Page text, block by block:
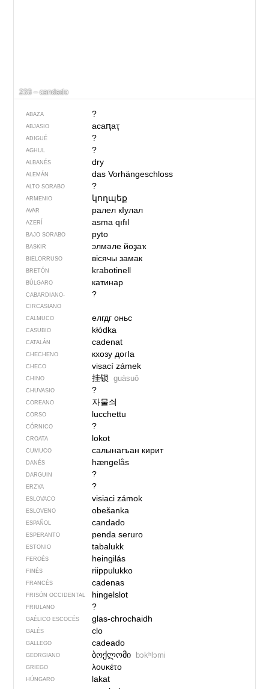
233 – candado
ABAZA ?
ABJASIO асаԥаҭ
ADIGUÉ ?
AGHUL ?
ALBANÉS dry
ALEMÁN das Vorhängeschloss
ALTO SORABO ?
ARMENIO կողպեք
AVAR ралел кIулал
AZERÍ asma qıfıl
BAJO SORABO pyto
BASKIR элмәле йоҙаҡ
BIELORRUSO вісячы замак
BRETÓN krabotinell
BÚLGARO катинар
CABARDIANO-
CIRCASIANO
?
CALMUCO елгдг оньс
CASUBIO kłódka
CATALÁN cadenat
CHECHENO кхозу догIа
CHECO visací zámek
CHINO 挂锁 guàsuǒ
CHUVASIO ?
COREANO 자물쇠
CORSO lucchettu
CÓRNICO ?
CROATA lokot
CUMUCO салынагъан кирит
DANÉS hængelås
DARGUIN ?
ERZYA ?
ESLOVACO visiaci zámok
ESLOVENO obešanka
ESPAÑOL candado
ESPERANTO penda seruro
ESTONIO tabalukk
FEROÉS heingilás
FINÉS riippulukko
FRANCÉS cadenas
FRISÓN OCCIDENTAL hingelslot
FRIULANO ?
GAÉLICO ESCOCÉS glas-chrochaidh
GALÉS clo
GALLEGO cadeado
GEORGIANO ბოქლომი bɔkʰlɔmi
GRIEGO λουκέτο
HÚNGARO lakat